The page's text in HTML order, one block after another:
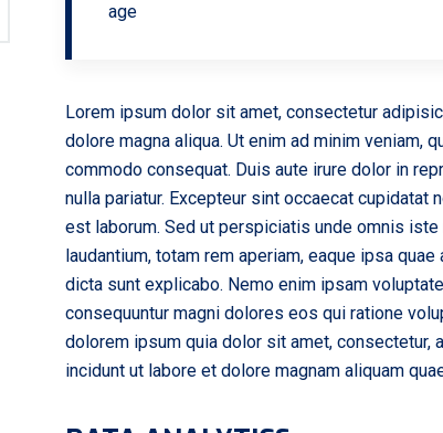
Lorem ipsum dolor sit amet, consectetur
dolore magna aliqua. Ut enim ad minim veniam,
commodo consequat. Duis aute irure dolor in
nulla pariatur. Excepteur sint occaecat
est laborum. Sed ut perspiciatis unde omnis
laudantium, totam rem aperiam, eaque ipsa
dicta sunt explicabo. Nemo enim ipsam
consequuntur magni dolores eos qui ratione
dolorem ipsum quia dolor sit amet, consectetur,
incidunt ut labore et dolore magnam aliquam